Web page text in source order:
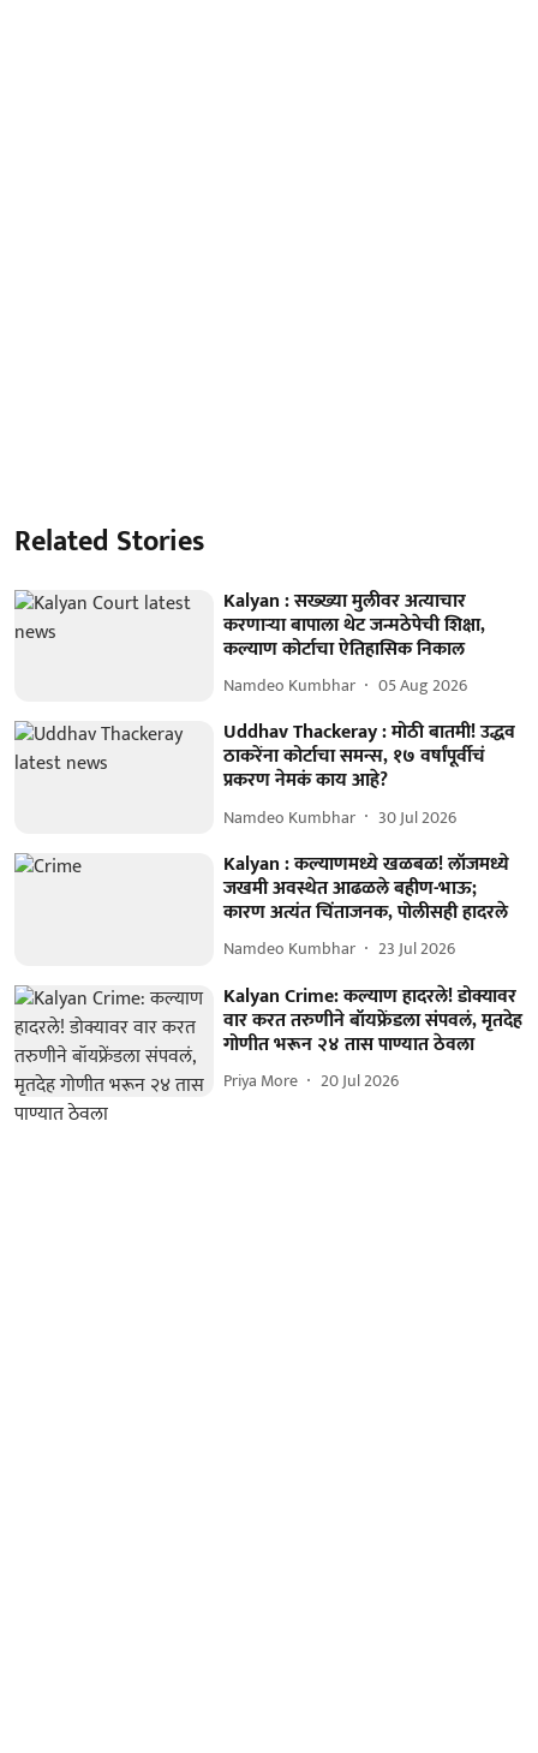
Related Stories
Kalyan : सख्ख्या मुलीवर अत्याचार
करणाऱ्या बापाला थेट जन्मठेपेची शिक्षा,
कल्याण कोर्टाचा ऐतिहासिक निकाल
Namdeo Kumbhar 05 Aug 2026
Uddhav Thackeray : मोठी बातमी! उद्धव
ठाकरेंना कोर्टाचा समन्स, १७ वर्षांपूर्वीचं
प्रकरण नेमकं काय आहे?
Namdeo Kumbhar 30 Jul 2026
Kalyan : कल्याणमध्ये खळबळ! लॉजमध्ये
जखमी अवस्थेत आढळले बहीण-भाऊ;
कारण अत्यंत चिंताजनक, पोलीसही हादरले
Namdeo Kumbhar 23 Jul 2026
Kalyan Crime: कल्याण हादरले! डोक्यावर
वार करत तरुणीने बॉयफ्रेंडला संपवलं, मृतदेह
गोणीत भरून २४ तास पाण्यात ठेवला
Priya More 20 Jul 2026